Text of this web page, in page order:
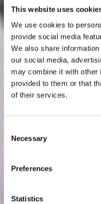
This website uses
We use cookies to
provide social media
We also share
our social media,
may combine it with other
provided to them or that
of their services.
Selection
Necessary
Preferences
Statistics